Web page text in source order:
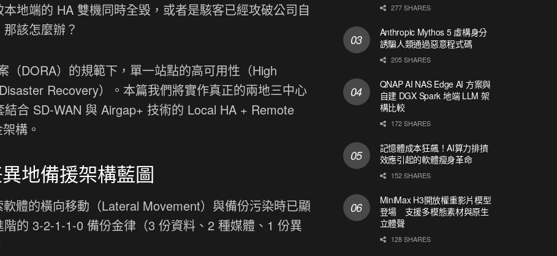
地端的 HA 雙機同時全毀，或者是駭客已經攻破公司自
該怎麼辦？
（DORA）的規範下，單一站點的高可用性（High
Recovery）。本篇我們將實作真正的兩地三中心
合 SD-WAN 與 Airgap+ 技術的 Local HA + Remote
構。
地備援架構藍圖
體的橫向移動（Lateral Movement）與備份污染時已顯
的 3-2-1-1-0 備份金律（3 份資料、2 種媒體、1 份異
277 SHARES
Anthropic Mythos 5 虛構身分
誘騙人類通過惡意程式碼
205 SHARES
QNAP AI NAS Edge AI 方案與
自建 DGX Spark 地端 LLM 架
構比較
172 SHARES
記憶體成本狂飆！AI算力排擠
效應引起的軟體瘦身革命
152 SHARES
MiniMax H3開放權重影片模型
登場 支援多模態素材與原生
立體聲
128 SHARES